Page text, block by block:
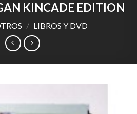
KINCADE EDITION
/ LIBROS Y DVD